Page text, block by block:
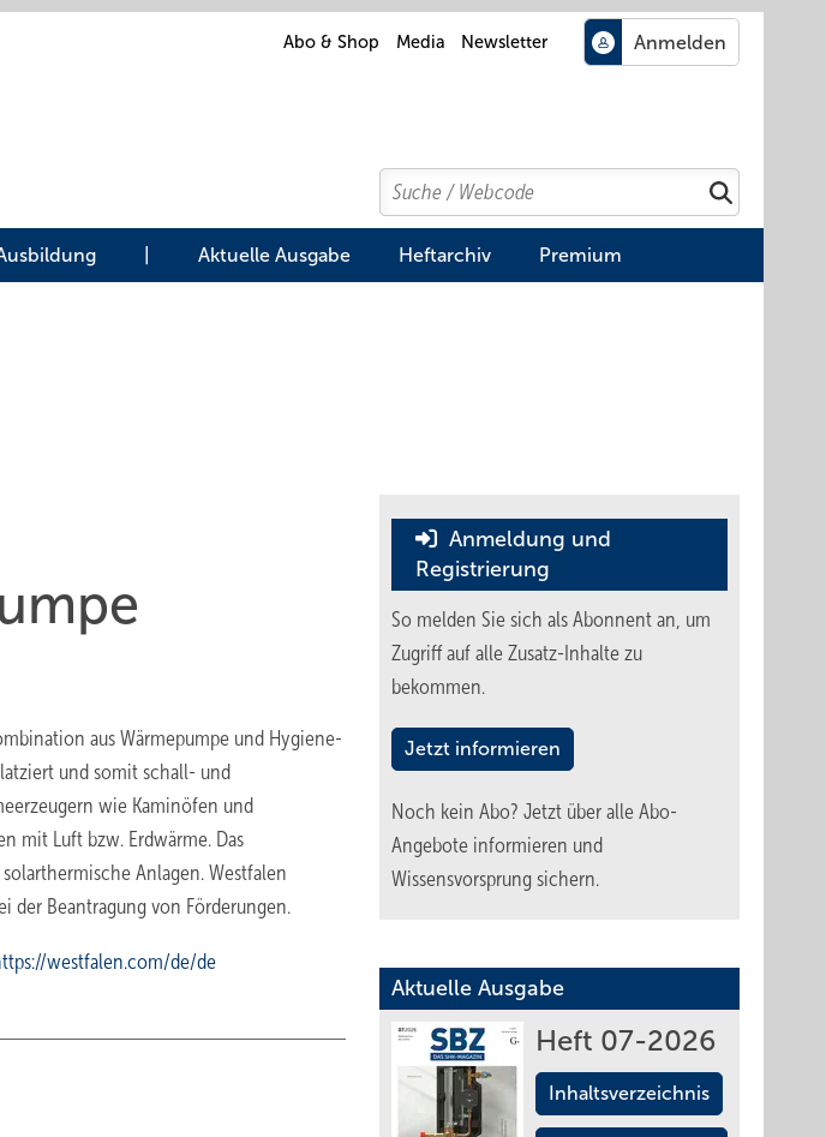
Abo & Shop Media Newsletter
Search
Suchen
Aktuelle Ausgabe Heftarchiv Premium
aus Wärmepumpe und Hygiene-
und somit schall- und
wie Kaminöfen und
mit Luft bzw. Erdwärme. Das
Anlagen. Westfalen
der Beantragung von Förderungen.
westfalen.com/de/de
Anmeldung und
Registrierung
So melden Sie sich als Abonnent an, um
Zugriff auf alle Zusatz-Inhalte zu
bekommen.
Jetzt informieren
Noch kein Abo? Jetzt über alle Abo-
Angebote informieren und
Wissensvorsprung sichern.
Aktuelle Ausgabe
Heft 07-2026
Inhaltsverzeichnis